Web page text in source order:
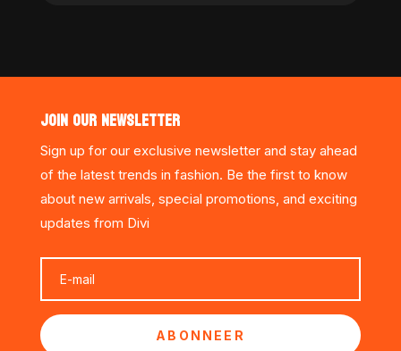
JOIN OUR NEWSLETTER
Sign up for our exclusive newsletter and stay ahead
of the latest trends in fashion. Be the first to know
about new arrivals, special promotions, and exciting
updates from Divi
ABONNEER